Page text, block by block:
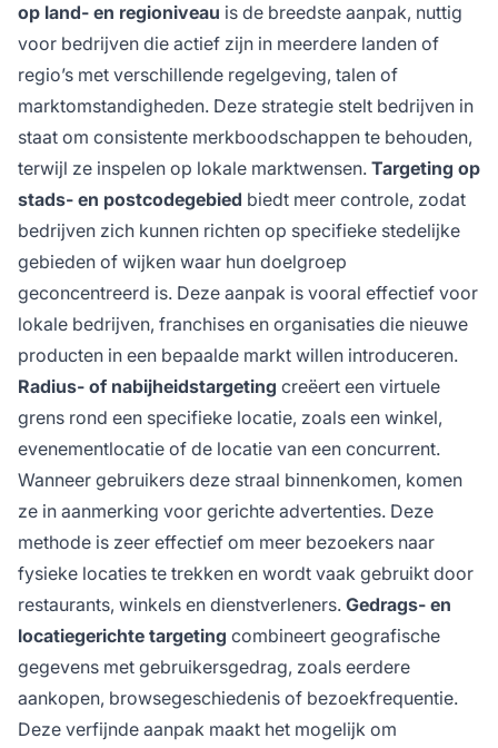
op land- en regioniveau is de breedste aanpak, nuttig
voor bedrijven die actief zijn in meerdere landen of
regio’s met verschillende regelgeving, talen of
marktomstandigheden. Deze strategie stelt bedrijven in
staat om consistente merkboodschappen te behouden,
terwijl ze inspelen op lokale marktwensen. Targeting op
stads- en postcodegebied biedt meer controle, zodat
bedrijven zich kunnen richten op specifieke stedelijke
gebieden of wijken waar hun doelgroep
geconcentreerd is. Deze aanpak is vooral effectief voor
lokale bedrijven, franchises en organisaties die nieuwe
producten in een bepaalde markt willen introduceren.
Radius- of nabijheidstargeting creëert een virtuele
grens rond een specifieke locatie, zoals een winkel,
evenementlocatie of de locatie van een concurrent.
Wanneer gebruikers deze straal binnenkomen, komen
ze in aanmerking voor gerichte advertenties. Deze
methode is zeer effectief om meer bezoekers naar
fysieke locaties te trekken en wordt vaak gebruikt door
restaurants, winkels en dienstverleners. Gedrags- en
locatiegerichte targeting combineert geografische
gegevens met gebruikersgedrag, zoals eerdere
aankopen, browsegeschiedenis of bezoekfrequentie.
Deze verfijnde aanpak maakt het mogelijk om